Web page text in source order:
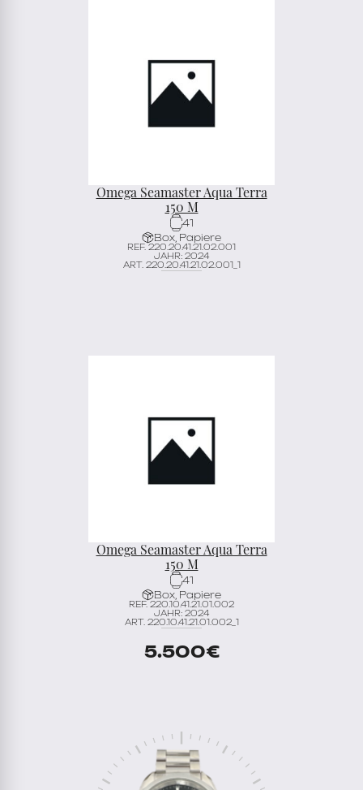
Omega Seamaster Aqua Terra
150 M
41
Box, Papiere
REF. 220.20.41.21.02.001
JAHR: 2024
ART. 220.20.41.21.02.001_1
Omega Seamaster Aqua Terra
150 M
41
Box, Papiere
REF. 220.10.41.21.01.002
JAHR: 2024
ART. 220.10.41.21.01.002_1
5.500€